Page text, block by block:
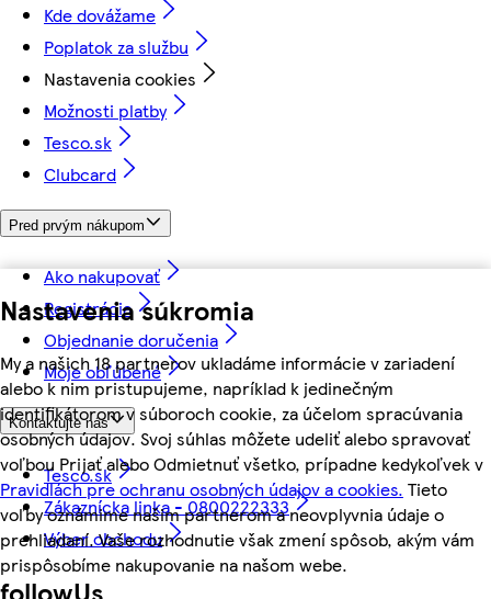
Nastavenia súkromia
My a našich 18 partnerov ukladáme informácie v zariadení
alebo k nim pristupujeme, napríklad k jedinečným
identifikátorom v súboroch cookie, za účelom spracúvania
osobných údajov. Svoj súhlas môžete udeliť alebo spravovať
voľbou Prijať alebo Odmietnuť všetko, prípadne kedykoľvek v
Pravidlách pre ochranu osobných údajov a cookies. Tieto
voľby oznámime našim partnerom a neovplyvnia údaje o
prehliadaní. Vaše rozhodnutie však zmení spôsob, akým vám
prispôsobíme nakupovanie na našom webe.
Kde dovážame
Poplatok za službu
Nastavenia cookies
Možnosti platby
Tesco.sk
Clubcard
Pred prvým nákupom
Ako nakupovať
Registrácia
Objednanie doručenia
Moje obľúbené
Kontaktujte nás
Tesco.sk
Zákaznícka linka - 0800222333
Výber obchodu
followUs